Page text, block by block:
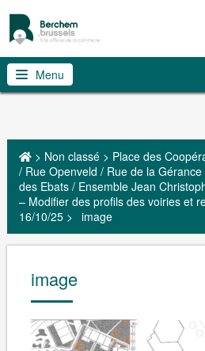
Menu
> Non classé> Place des
/ Rue Openveld / Rue de la Gérance
des Ebats / Ensemble Jean
– Modifier des profils des voiries et
16/10/25> image
image